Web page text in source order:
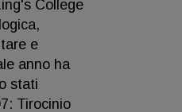
College
e
anno ha
stati
Tirocinio